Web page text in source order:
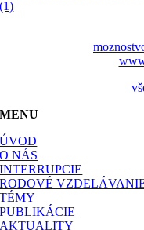
(1)
MENU
ÚVOD
O NÁS
INTERRUPCIE
RODOVÉ
TÉMY
PUBLIKÁCIE
AKTUALITY